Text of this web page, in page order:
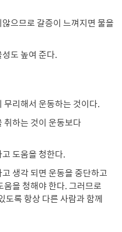
으므로 갈증이 느껴지면 물을
도 높여 준다.
무리해서 운동하는 것이다.
취하는 것이 운동보다
도움을 청한다.
생각 되면 운동을 중단하고
움을 청해야 한다. 그러므로
도록 항상 다른 사람과 함께